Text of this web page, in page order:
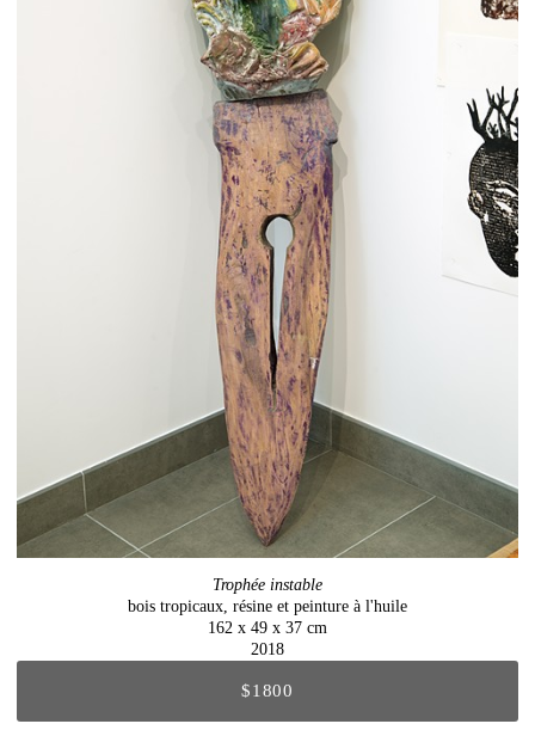
Trophée instable
bois tropicaux, résine et peinture à l'huile
162 x 49 x 37 cm
2018
$1800